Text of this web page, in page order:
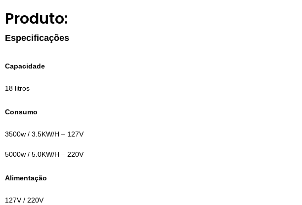
Produto:
Especificações
Capacidade
18 litros
Consumo
3500w / 3.5KW/H – 127V
5000w / 5.0KW/H – 220V
Alimentação
127V / 220V